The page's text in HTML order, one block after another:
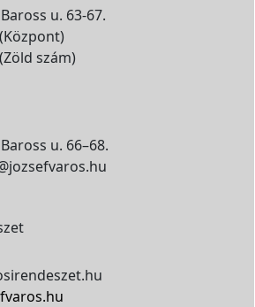
u. 63-67.
szám)
u. 66–68.